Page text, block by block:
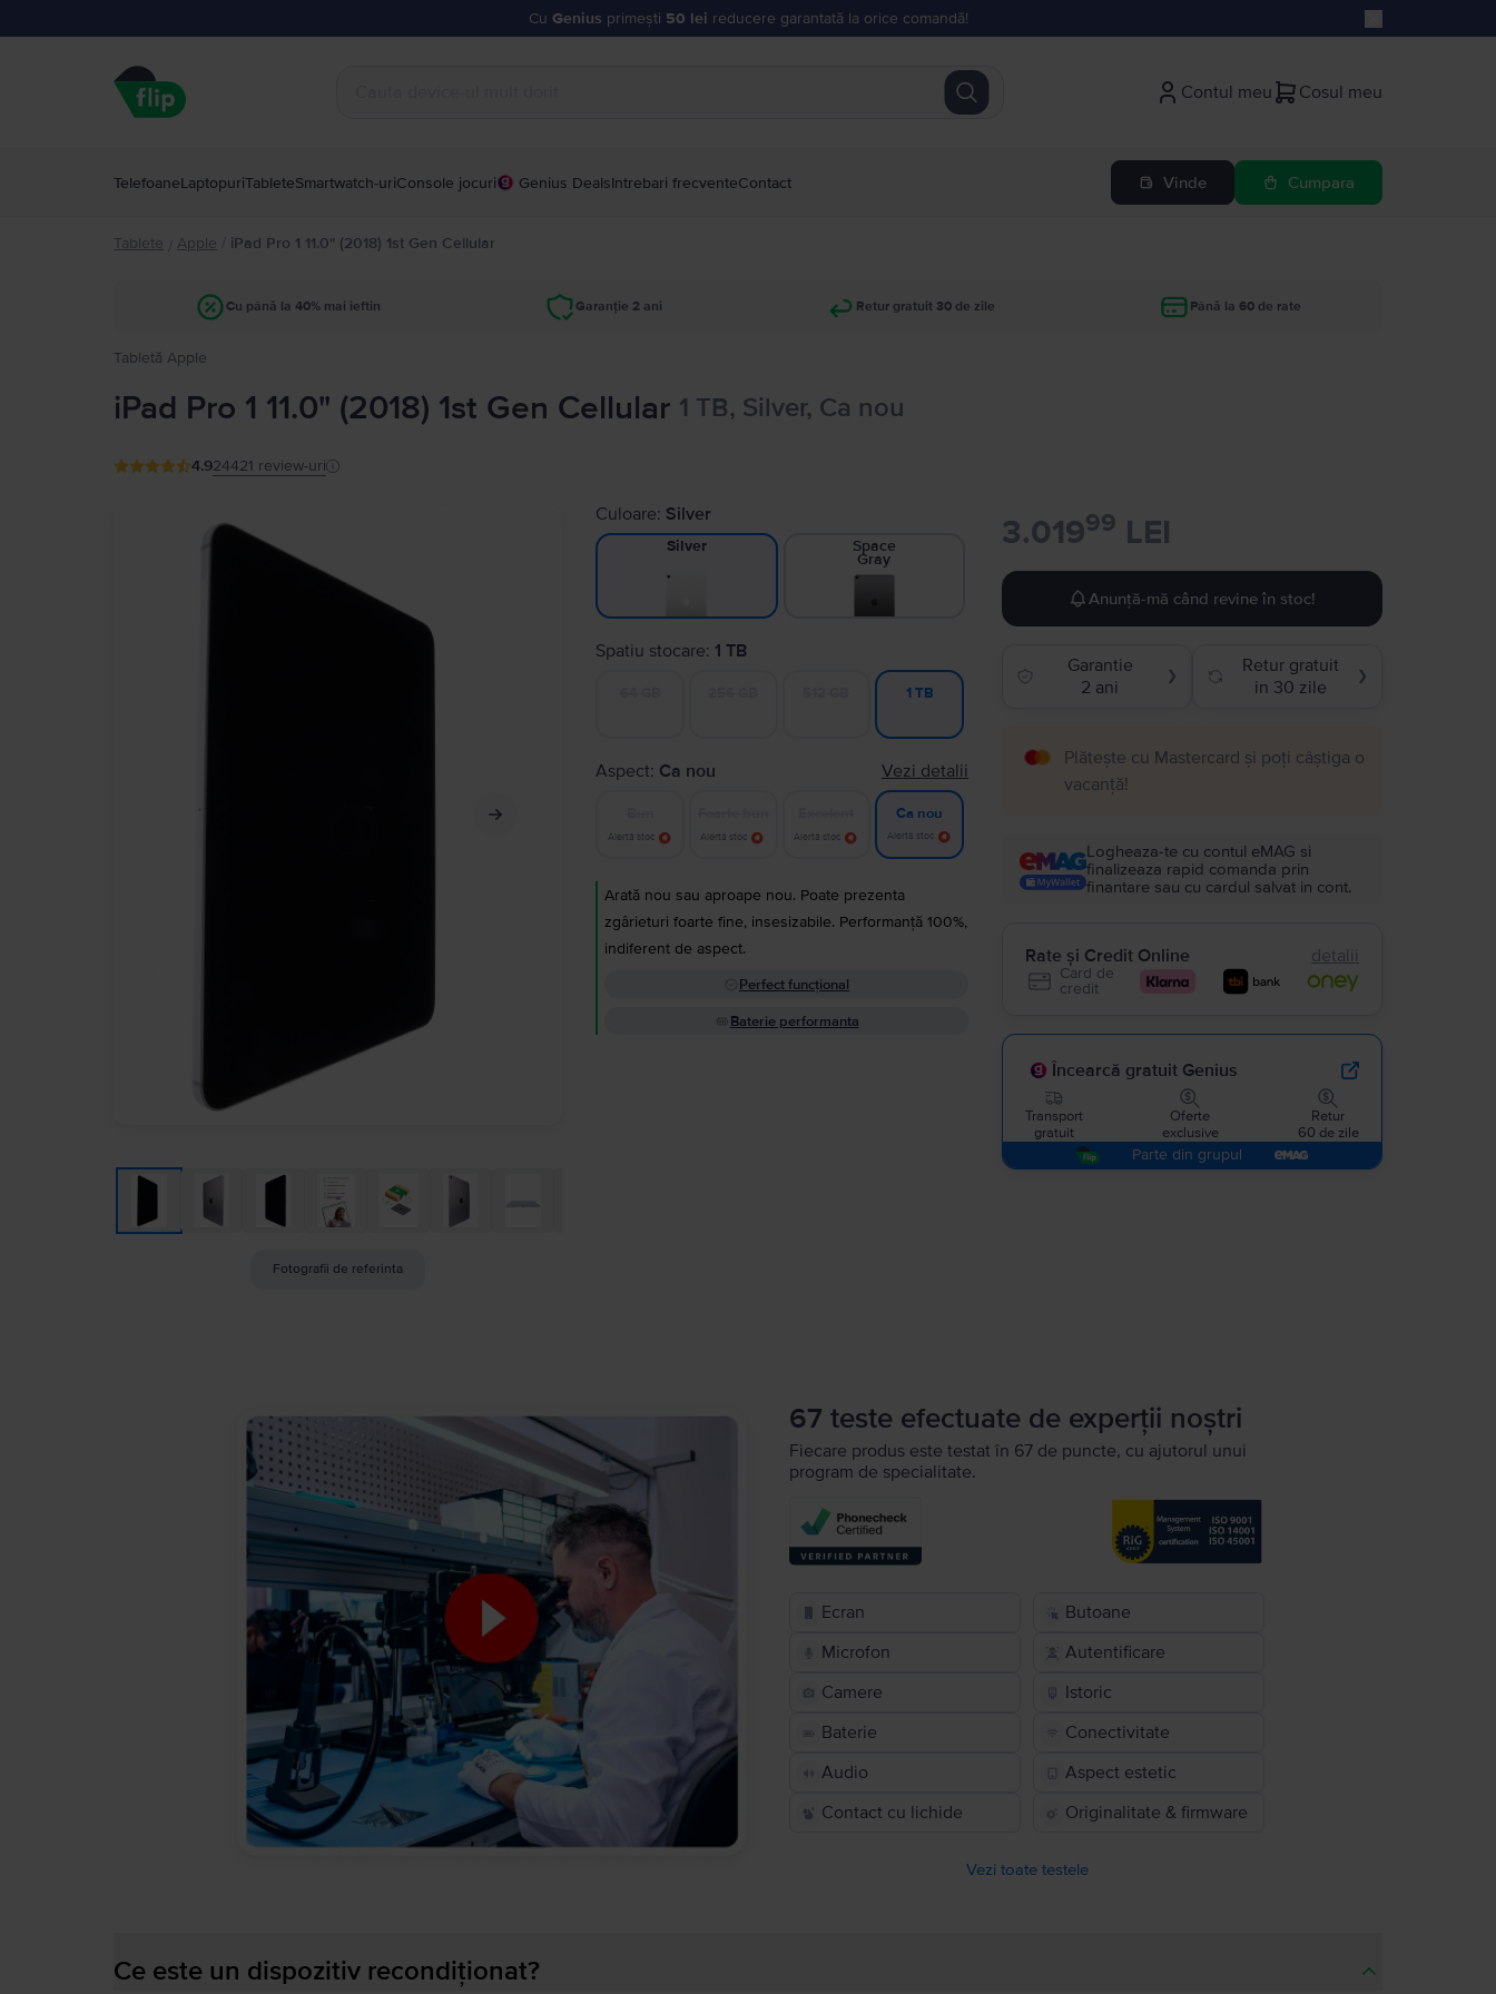
Cu Genius primești 50 lei reducere garantată la orice comandă!
Contul meu Cosul meu
TelefoaneLaptopuriTableteSmartwatch-uriConsole jocuri Genius DealsIntrebari frecventeContact Vinde Cumpara
Tablete / Apple / iPad Pro 1 11.0" (2018) 1st Gen Cellular
Cu până la 40% mai ieftin Garanție 2 ani Retur gratuit 30 de zile Până la 60 de rate
Tabletă Apple
iPad Pro 1 11.0" (2018) 1st Gen Cellular 1 TB, Silver, Ca nou
4.924421 review-uri
Fotografii de referinta
Culoare: Silver
Silver Space
Gray
Spatiu stocare: 1 TB
1 TB
Aspect: Ca nou Vezi detalii
Alertă stoc Alertă stoc Alertă stoc
Ca nou
Alertă stoc
Arată nou sau aproape nou. Poate prezenta
zgârieturi foarte fine, insesizabile. Performanță 100%,
indiferent de aspect.
Perfect funcțional
Baterie performanta
3.01999 LEI
Anunță-mă când revine în stoc!
Garantie
2 ani
❯
Retur gratuit
in 30 zile
❯
Plătește cu Mastercard și poți câștiga o
vacanță!
Logheaza-te cu contul eMAG si
finalizeaza rapid comanda prin
finantare sau cu cardul salvat in cont.
Rate și Credit Online detalii
Card de
credit
Încearcă gratuit Genius
Transport
gratuit
Oferte
exclusive
Retur
60 de zile
Parte din grupul
67 teste efectuate de experții noștri
Fiecare produs este testat în 67 de puncte, cu ajutorul unui
program de specialitate.
Ecran
Butoane
Microfon
Autentificare
Camere
Istoric
Baterie
Conectivitate
Audio
Aspect estetic
Contact cu lichide
Originalitate & firmware
Vezi toate testele
Ce este un dispozitiv recondiționat?